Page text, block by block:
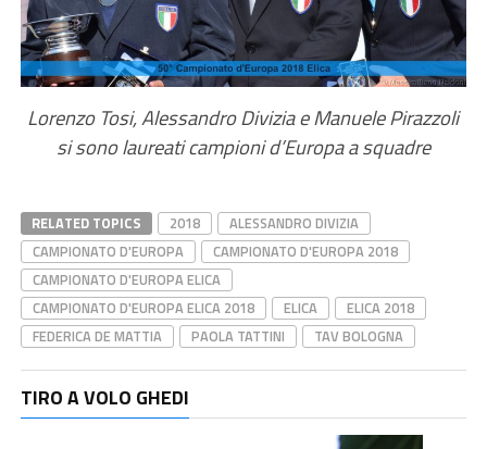
Lorenzo Tosi, Alessandro Divizia e Manuele Pirazzoli
si sono laureati campioni d’Europa a squadre
RELATED TOPICS 2018
ALESSANDRO DIVIZIA
CAMPIONATO D'EUROPA
CAMPIONATO D'EUROPA 2018
CAMPIONATO D'EUROPA ELICA
CAMPIONATO D'EUROPA ELICA 2018
ELICA
ELICA 2018
FEDERICA DE MATTIA
PAOLA TATTINI TAV BOLOGNA
TIRO A VOLO GHEDI